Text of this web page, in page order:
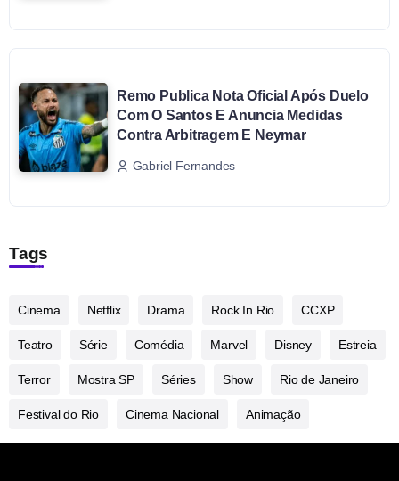
Remo Publica Nota Oficial Após Duelo
Com O Santos E Anuncia Medidas
Contra Arbitragem E Neymar
Gabriel Fernandes
Tags
Cinema Netflix Drama Rock In Rio CCXP
Teatro Série Comédia Marvel Disney Estreia
Terror Mostra SP Séries Show Rio de Janeiro
Festival do Rio Cinema Nacional Animação